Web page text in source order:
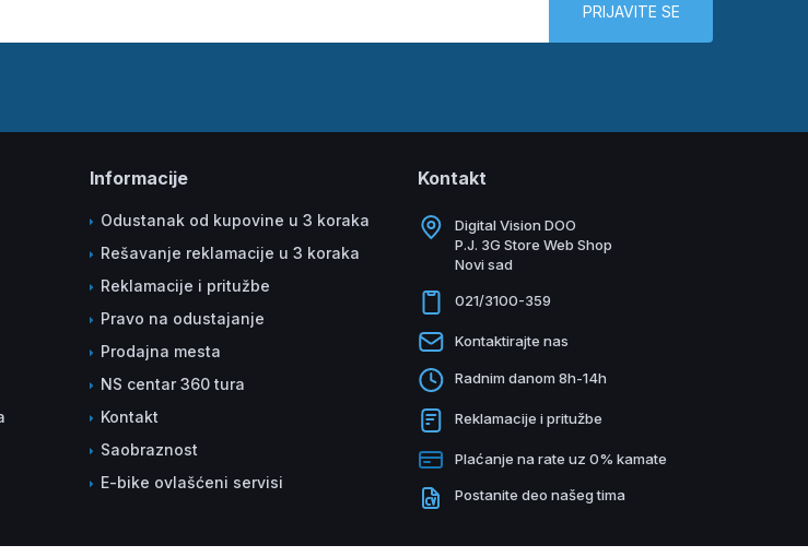
PRIJAVITE SE
Informacije
Odustanak od kupovine u 3 koraka
Rešavanje reklamacije u 3 koraka
Reklamacije i pritužbe
Pravo na odustajanje
Prodajna mesta
NS centar 360 tura
Kontakt
Saobraznost
E-bike ovlašćeni servisi
Kontakt
Digital Vision DOO
P.J. 3G Store Web Shop
Novi sad
021/3100-359
Kontaktirajte nas
Radnim danom 8h-14h
Reklamacije i pritužbe
Plaćanje na rate uz 0% kamate
Postanite deo našeg tima